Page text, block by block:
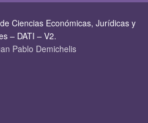
Ciencias Económicas, Jurí­dicas y
– DATI – V2.
Pablo Demichelis